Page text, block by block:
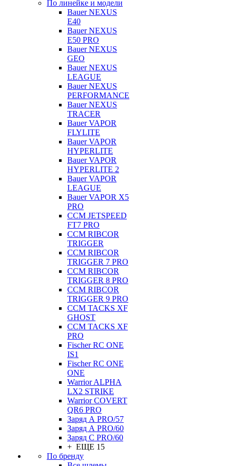
По линейке и модели
Bauer NEXUS
E40
Bauer NEXUS
E50 PRO
Bauer NEXUS
GEO
Bauer NEXUS
LEAGUE
Bauer NEXUS
PERFORMANCE
Bauer NEXUS
TRACER
Bauer VAPOR
FLYLITE
Bauer VAPOR
HYPERLITE
Bauer VAPOR
HYPERLITE 2
Bauer VAPOR
LEAGUE
Bauer VAPOR X5
PRO
CCM JETSPEED
FT7 PRO
CCM RIBCOR
TRIGGER
CCM RIBCOR
TRIGGER 7 PRO
CCM RIBCOR
TRIGGER 8 PRO
CCM RIBCOR
TRIGGER 9 PRO
CCM TACKS XF
GHOST
CCM TACKS XF
PRO
Fischer RC ONE
IS1
Fischer RC ONE
ONE
Warrior ALPHA
LX2 STRIKE
Warrior COVERT
QR6 PRO
Заряд А PRO/57
Заряд А PRO/60
Заряд С PRO/60
+ ЕЩЕ 15
По бренду